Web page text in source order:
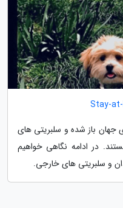
جهان باز شده و سلبریتی های
در ادامه نگاهی خواهیم
و سلبریتی های خارجی.